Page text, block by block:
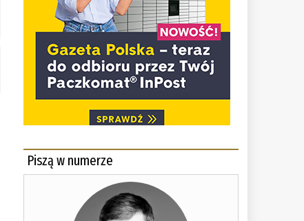
Piszą w numerze